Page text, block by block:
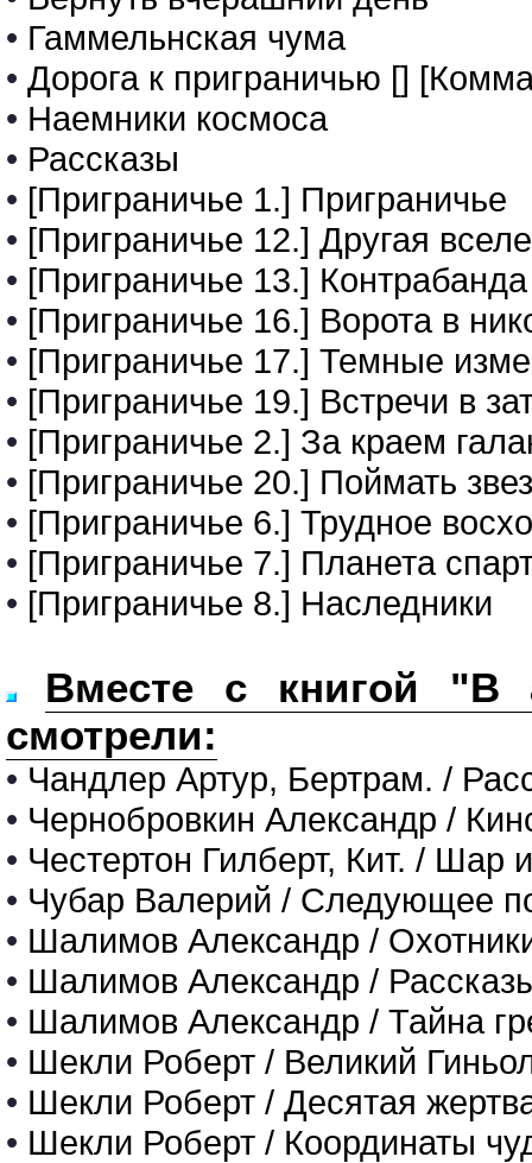
• Гаммельнская чума
• Дорога к приграничью []
• Наемники космоса
• Рассказы
• [Приграничье 1.] Приграничье
• [Приграничье 12.] Другая
• [Приграничье 13.]
• [Приграничье 16.] Ворота в
• [Приграничье 17.] Темные
• [Приграничье 19.] Встречи в
• [Приграничье 2.] За краем
• [Приграничье 20.] Поймать
• [Приграничье 6.] Трудное
• [Приграничье 7.] Планета
• [Приграничье 8.] Наследники
Вместе с книгой "В
смотрели:
• Чандлер Артур, Бертрам. /
• Чернобровкин Александр /
• Честертон Гилберт, Кит. / Шар
• Чубар Валерий / Следующее
• Шалимов Александр /
• Шалимов Александр /
• Шалимов Александр / Тайна
• Шекли Роберт / Великий
• Шекли Роберт / Десятая
• Шекли Роберт / Координаты